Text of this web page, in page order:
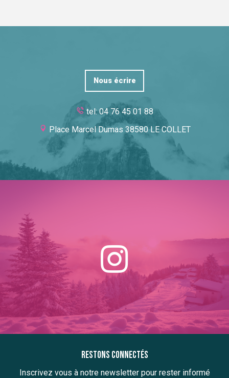
Nous écrire
tel: 04 76 45 01 88
Place Marcel Dumas 38580 LE COLLET
Restons connectés
Inscrivez vous à notre newsletter pour rester informé